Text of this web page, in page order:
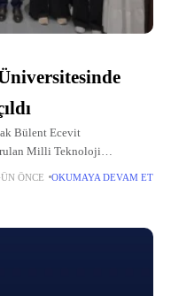
Bülent Ecevit
Milli Teknoloji
5 GÜN ÖNCE OKUMAYA DEVAM ET